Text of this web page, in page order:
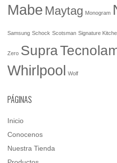
Mabe Maytag Monogram
Samsung Schock Scotsman Signature
Zero Supra
Whirlpool Wolf
PÁGINAS
Inicio
Conocenos
Nuestra Tienda